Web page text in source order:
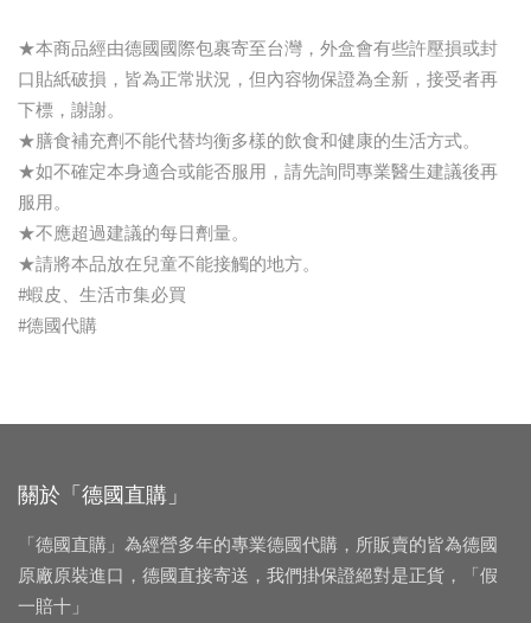
★本商品經由德國國際包裹寄至台灣，外盒會有些許壓損或封
口貼紙破損，皆為正常狀況，但內容物保證為全新，接受者再
下標，謝謝。
★膳食補充劑不能代替均衡多樣的飲食和健康的生活方式。
★如不確定本身適合或能否服用，請先詢問專業醫生建議後再
服用。
★不應超過建議的每日劑量。
★請將本品放在兒童不能接觸的地方。
#蝦皮、生活市集必買
#德國代購
關於「德國直購」
「德國直購」為經營多年的專業德國代購，所販賣的皆為德國
原廠原裝進口，德國直接寄送，我們掛保證絕對是正貨，「假
一賠十」